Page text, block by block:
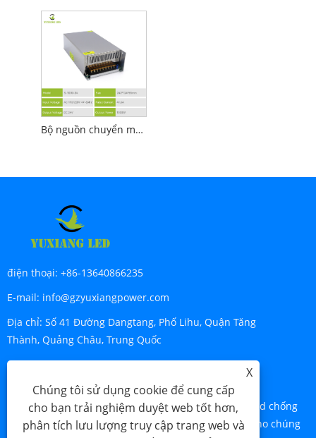
Bộ nguồn chuyển mạch công suất cao 24v 1000W
điện thoại: +86-13640866235
E-mail: info@gzyuxiangpower.com
Địa chỉ: Số 41 Đường Dangtang, Phố Lihu, Quận Tăng
Thành, Quảng Châu, Trung Quốc
GỬI YÊU CẦU
Mọi thắc mắc về bộ nguồn chuyển mạch, bộ nguồn led chống
mưa, bộ nguồn led siêu mỏng, vui lòng để lại email cho chúng
X
Chúng tôi sử dụng cookie để cung cấp
cho bạn trải nghiệm duyệt web tốt hơn,
phân tích lưu lượng truy cập trang web và